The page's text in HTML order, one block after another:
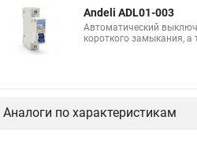
Andeli ADL01-003
Автоматический
короткого замыкания, а
Аналоги по характеристикам